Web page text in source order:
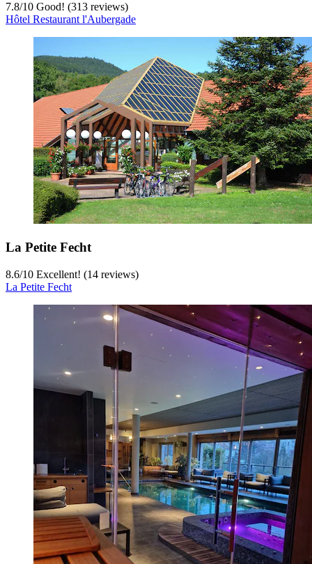
7.8/10 Good! (313 reviews)
Hôtel Restaurant l'Aubergade
La Petite Fecht
8.6/10 Excellent! (14 reviews)
La Petite Fecht